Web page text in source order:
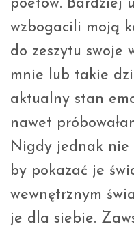
poetów. Bardziej
wzbogacili moją
do zeszytu swoje
mnie lub takie
aktualny stan
nawet
Nigdy jednak nie
by pokazać je
wewnętrznym
je dla siebie.